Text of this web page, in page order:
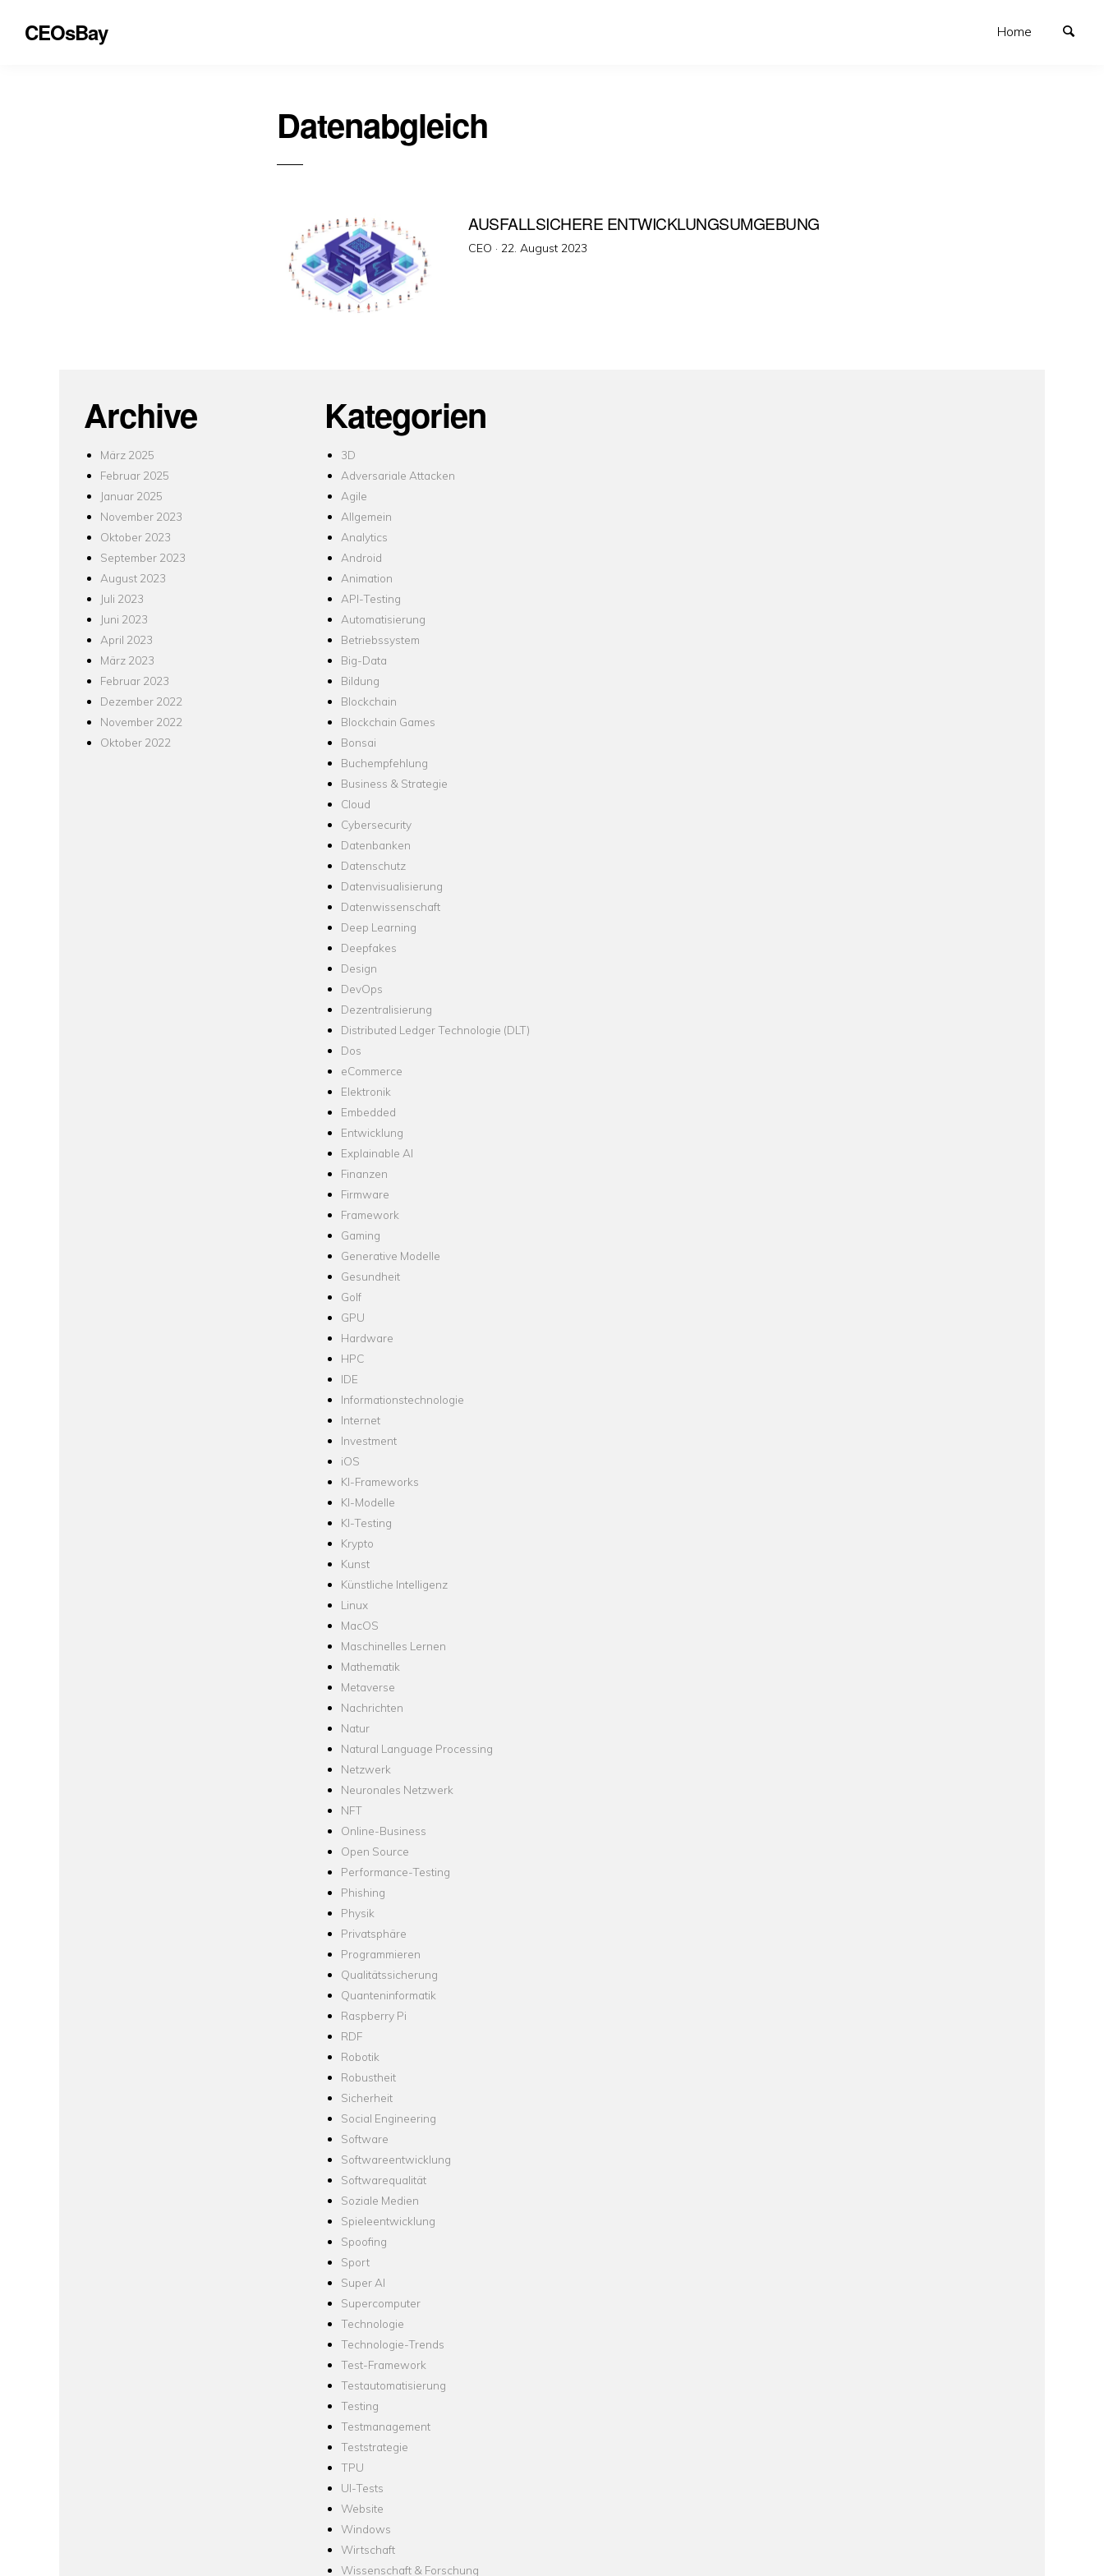
CEOsBay Home
Datenabgleich
AUSFALLSICHERE ENTWICKLUNGSUMGEBUNG
CEO · Veröffentlicht
22. August 2023
Archive
März 2025
Februar 2025
Januar 2025
November 2023
Oktober 2023
September 2023
August 2023
Juli 2023
Juni 2023
April 2023
März 2023
Februar 2023
Dezember 2022
November 2022
Oktober 2022
Kategorien
3D
Adversariale Attacken
Agile
Allgemein
Analytics
Android
Animation
API-Testing
Automatisierung
Betriebssystem
Big-Data
Bildung
Blockchain
Blockchain Games
Bonsai
Buchempfehlung
Business & Strategie
Cloud
Cybersecurity
Datenbanken
Datenschutz
Datenvisualisierung
Datenwissenschaft
Deep Learning
Deepfakes
Design
DevOps
Dezentralisierung
Distributed Ledger Technologie (DLT)
Dos
eCommerce
Elektronik
Embedded
Entwicklung
Explainable AI
Finanzen
Firmware
Framework
Gaming
Generative Modelle
Gesundheit
Golf
GPU
Hardware
HPC
IDE
Informationstechnologie
Internet
Investment
iOS
KI-Frameworks
KI-Modelle
KI-Testing
Krypto
Kunst
Künstliche Intelligenz
Linux
MacOS
Maschinelles Lernen
Mathematik
Metaverse
Nachrichten
Natur
Natural Language Processing
Netzwerk
Neuronales Netzwerk
NFT
Online-Business
Open Source
Performance-Testing
Phishing
Physik
Privatsphäre
Programmieren
Qualitätssicherung
Quanteninformatik
Raspberry Pi
RDF
Robotik
Robustheit
Sicherheit
Social Engineering
Software
Softwareentwicklung
Softwarequalität
Soziale Medien
Spieleentwicklung
Spoofing
Sport
Super AI
Supercomputer
Technologie
Technologie-Trends
Test-Framework
Testautomatisierung
Testing
Testmanagement
Teststrategie
TPU
UI-Tests
Website
Windows
Wirtschaft
Wissenschaft & Forschung